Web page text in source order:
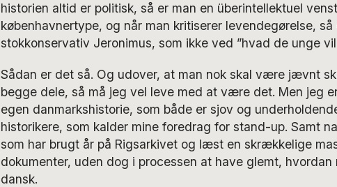
historien altid er politisk, så er man en überintellektuel
københavnertype, og når man kritiserer levendegørelse,
stokkonservativ Jeronimus, som ikke ved ”hvad de unge vil
Sådan er det så. Og udover, at man nok skal være jævnt
begge dele, så må jeg vel leve med at være det. Men jeg
egen danmarkshistorie, som både er sjov og
historikere, som kalder mine foredrag for stand-up. Samt
som har brugt år på Rigsarkivet og læst en skrækkelige
dokumenter, uden dog i processen at have glemt,
dansk.